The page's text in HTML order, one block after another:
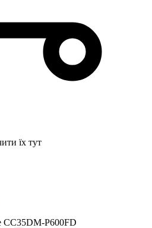
їх тут
CC35DM-P600FD